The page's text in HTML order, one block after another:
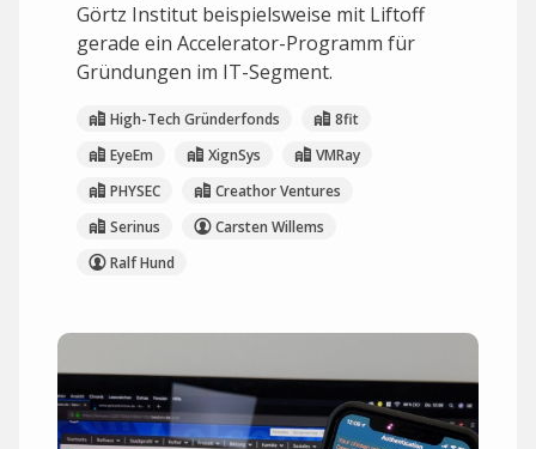
Görtz Institut beispielsweise mit Liftoff
gerade ein Accelerator-Programm für
Gründungen im IT-Segment.
High-Tech Gründerfonds
8fit
EyeEm
XignSys
VMRay
PHYSEC
Creathor Ventures
Serinus
Carsten Willems
Ralf Hund